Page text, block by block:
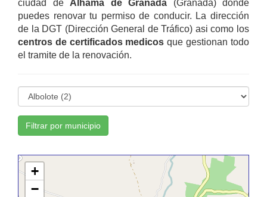
ciudad de Alhama de Granada (Granada) donde
puedes renovar tu permiso de conducir. La dirección
de la DGT (Dirección General de Tráfico) asi como los
centros de certificados medicos que gestionan todo
el tramite de la renovación.
Filtrar por municipio
+
−